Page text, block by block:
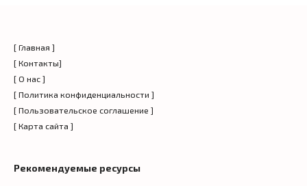
[ Главная ]
[ Контакты]
[ О нас ]
[ Политика конфиденциальности ]
[ Пользовательское соглашение ]
[ Карта сайта ]
Рекомендуемые ресурсы